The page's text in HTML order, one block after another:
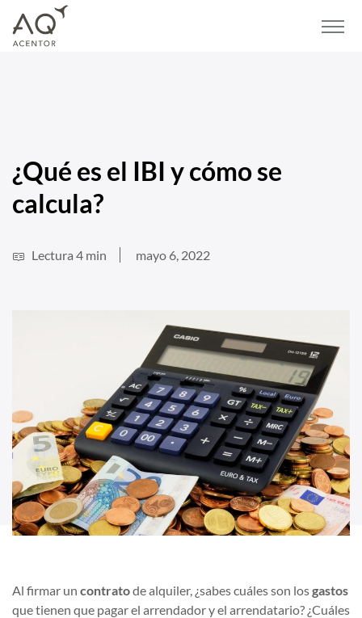
¿Qué es el IBI y cómo se
calcula?
Lectura 4 min mayo 6, 2022
Al firmar un contratode alquiler, ¿sabes cuáles son losgastos
que tienen que pagar el arrendador y el arrendatario? ¿Cuáles